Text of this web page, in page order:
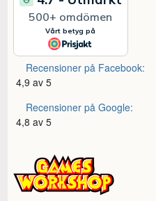
Recensioner på Facebook:
4,9 av 5
Recensioner på Google:
4,8 av 5